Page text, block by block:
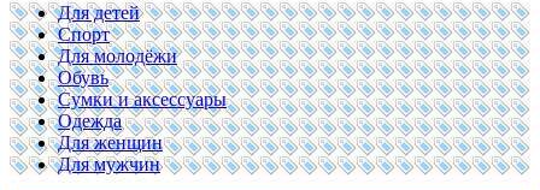
Для детей
Спорт
Для молодёжи
Обувь
Сумки и аксессуары
Одежда
Для женщин
Для мужчин